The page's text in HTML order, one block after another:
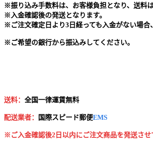
※振り込み手数料は、お客様負担となり、送料
※ 入金確認後の発送となります。
※ ご注文確定日より3日経っても入金がない場合
※ ご希望の銀行から振込みしてください。
送料： 全国一律運賃無料
配送業者： 国 際スピード郵便EMS
※ご入金確認後2日以内にご注文商品を発送させ